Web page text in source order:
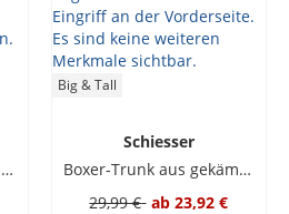
Boxer-Trunk aus gekämmten Baumwoll-Feinripp
Big & Tall
Schiesser
Boxer-Trunk aus gekämmten Baumwoll-Feinripp
29,99 € ab 23,92 €